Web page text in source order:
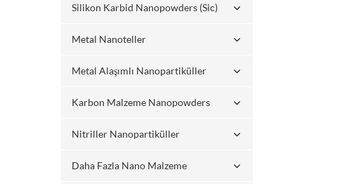
Silikon Karbid Nanopowders (sic)
Metal Nanoteller
Metal Alaşımlı Nanopartiküller
Karbon Malzeme Nanopowders
Nitriller Nanopartiküller
Daha Fazla Nano Malzeme